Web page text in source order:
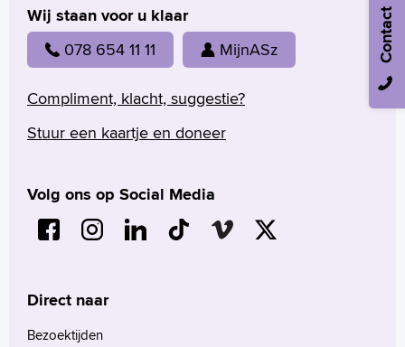
Wij staan voor u klaar
078 654 11 11 MijnASz
Compliment, klacht, suggestie?
Stuur een kaartje en doneer
Volg ons op Social Media
Direct naar
Bezoektijden
Contact